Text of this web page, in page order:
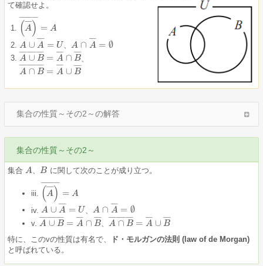
て確認せよ。
(A
¯¯
¯¯)
¯ ¯
¯¯¯¯¯¯¯¯
= A
(A¯) ¯ =A
A ∪ A
¯¯
¯¯ = U
A∪A ¯= U A ∩ A
¯¯
¯¯ = ∅
A∩A ¯=∅
A ∪ B
¯ ¯
¯¯¯¯¯¯¯¯¯¯¯ = A
¯¯
¯¯ ∩ B
¯¯
¯¯
A∪B ¯= A¯ ∩B ¯ 、
A ∩ B
¯ ¯
¯¯¯¯¯¯¯¯¯¯¯ = A
¯¯
¯¯ ∪ B
¯¯
¯¯
A∩B ¯= A¯ ∪B ¯
集合の性質～その2～の解答
集合の性質～その2～
集合 A
A 、B
B に関して次のことが成り立つ。
iii. (A
¯¯
¯¯)
¯ ¯
¯¯¯¯¯¯¯¯
= A
(A¯) ¯ =A
iv. A ∪ A
¯¯
¯¯ = U
A∪A ¯= U 、A ∩ A
¯¯
¯¯ = ∅
A∩A ¯=∅
v. A ∪ B
¯ ¯
¯¯¯¯¯¯¯¯¯¯¯ = A
¯¯
¯¯ ∩ B
¯¯
¯¯
A∪B ¯= A¯ ∩B ¯ 、 A ∩ B
¯ ¯
¯¯¯¯¯¯¯¯¯¯¯ = A
¯¯
¯¯ ∪ B
¯¯
¯¯
A∩B ¯=A¯∪B ¯
特に、このvの性質は有名で、
ド・モルガンの法則 (law of de Morgan)
と呼ばれている。